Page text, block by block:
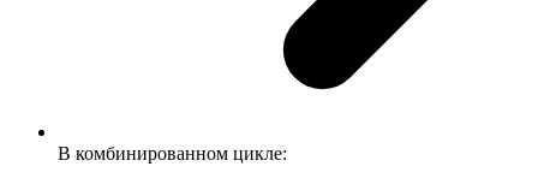
В комбинированном цикле: